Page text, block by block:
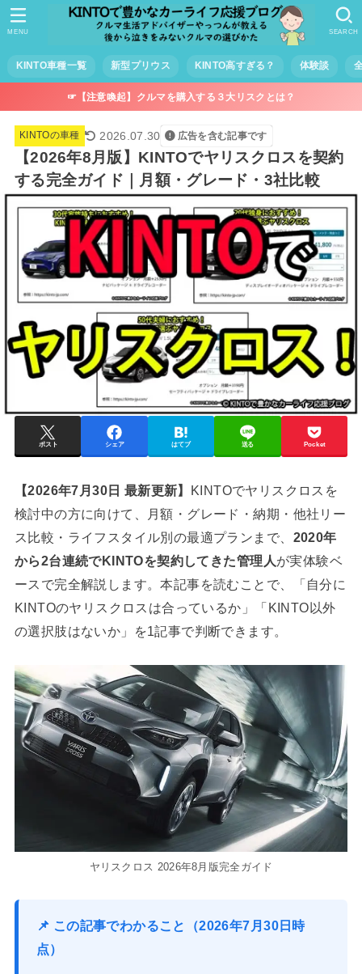
KINTO車種一覧 新型プリウス KINTO高すぎる？ 体験談
SEARCH
MENU
☞【注意喚起】クルマを購入する３大リスクとは？
KINTOの車種 2026.07.30 広告を含む記事です
【2026年8月版】KINTOでヤリスクロスを契約
する完全ガイド｜月額・グレード・3社比較
ポスト シェア はてブ 送る Pocket
【2026年7月30日 最新更新】 KINTOでヤリスクロスを
検討中の方に向けて、月額・グレード・納期・他社リー
ス比較・ライフスタイル別の最適プランまで、 2020年
から2台連続でKINTOを契約してきた管理人が実体験ベ
ースで完全解説します。本記事を読むことで、「自分に
KINTOのヤリスクロスは合っているか」「KINTO以外
の選択肢はないか」を1記事で判断できます。
ヤリスクロス 2026年8月版完全ガイド
📌 この記事でわかること（2026年7月30日時
点）